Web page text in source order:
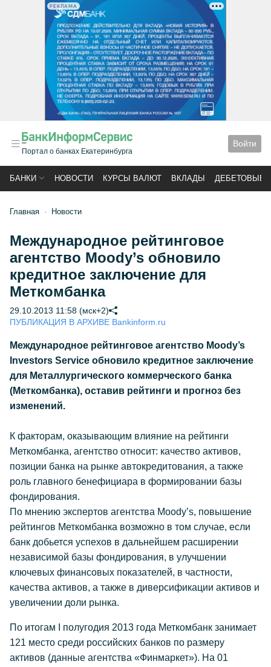
РЕКЛАМА
Портал о банках Екатеринбурга
Войти
БАНКИ НОВОСТИ КУРСЫ ВАЛЮТ ВКЛАДЫ ДЕБЕТОВЫЕ
Главная Новости
Международное рейтинговое
агентство Moody’s обновило
кредитное заключение для
Меткомбанка
29.10.2013 11:58 (мск+2)
ПУБЛИКАЦИЯ В АРХИВЕ Bankinform.ru
Международное рейтинговое агентство Moody’s
Investors Service обновило кредитное заключение
для Металлургического коммерческого банка
(Меткомбанка), оставив рейтинги и прогноз без
изменений.
К факторам, оказывающим влияние на рейтинги
Меткомбанка, агентство относит: качество активов,
позиции банка на рынке автокредитования, а также
роль главного бенефициара в формировании базы
фондирования.
По мнению экспертов агентства Moody’s, повышение
рейтингов Меткомбанка возможно в том случае, если
банк добьется успехов в дальнейшем расширении
независимой базы фондирования, в улучшении
ключевых финансовых показателей, в частности,
качества активов, а также в диверсификации активов и
увеличении доли рынка.
По итогам I полугодия 2013 года Меткомбанк занимает
121 место среди российских банков по размеру
активов (данные агентства «Финмаркет»). На 01